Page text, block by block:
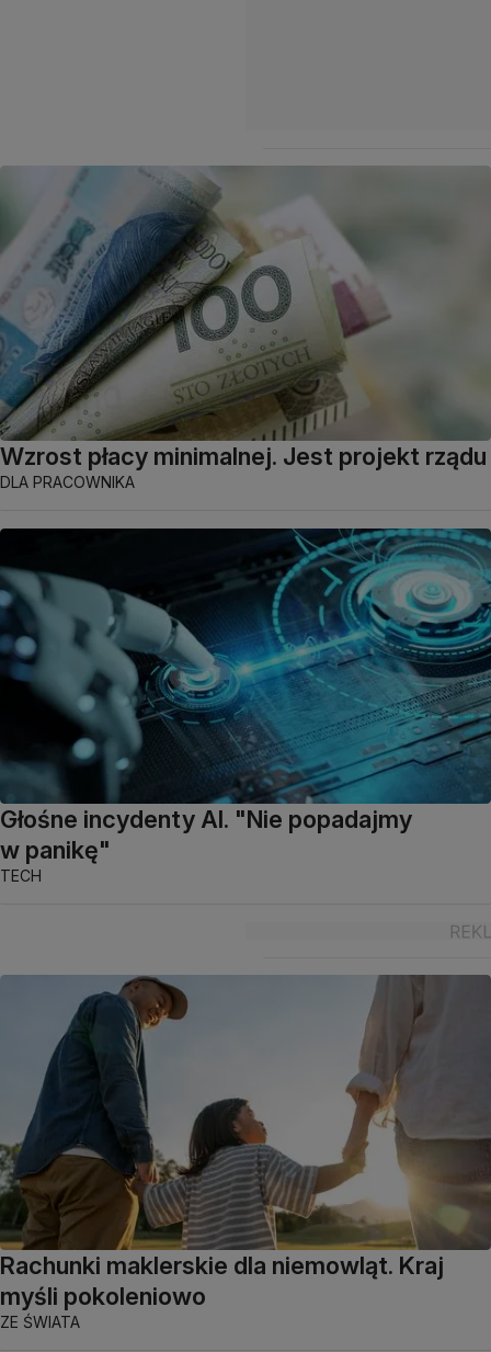
Wzrost płacy minimalnej. Jest projekt rządu
DLA PRACOWNIKA
Głośne incydenty AI. "Nie popadajmy
w panikę"
TECH
Rachunki maklerskie dla niemowląt. Kraj
myśli pokoleniowo
ZE ŚWIATA